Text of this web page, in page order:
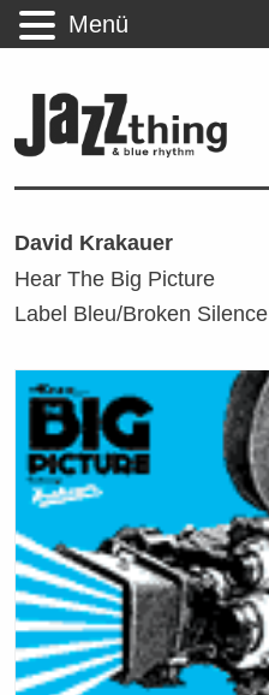
David Krakauer
Hear The Big Picture
Label Bleu/Broken Silence
Menü